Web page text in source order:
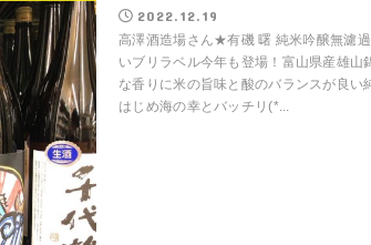
2022.12.19
高澤酒造場さん★有磯 曙 純米吟醸無濾
いブリラベル今年も登場！富山県産雄山
な香りに米の旨味と酸のバランスが良い
はじめ海の幸とバッチリ(*...